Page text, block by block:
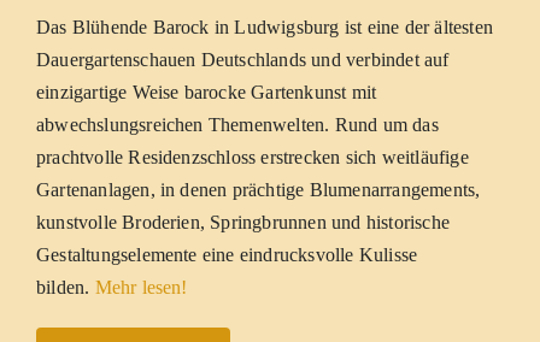
Das Blühende Barock in Ludwigsburg ist eine der ältesten
Dauergartenschauen Deutschlands und verbindet auf
einzigartige Weise barocke Gartenkunst mit
abwechslungsreichen Themenwelten. Rund um das
prachtvolle Residenzschloss erstrecken sich weitläufige
Gartenanlagen, in denen prächtige Blumenarrangements,
kunstvolle Broderien, Springbrunnen und historische
Gestaltungselemente eine eindrucksvolle Kulisse
bilden. Mehr lesen!